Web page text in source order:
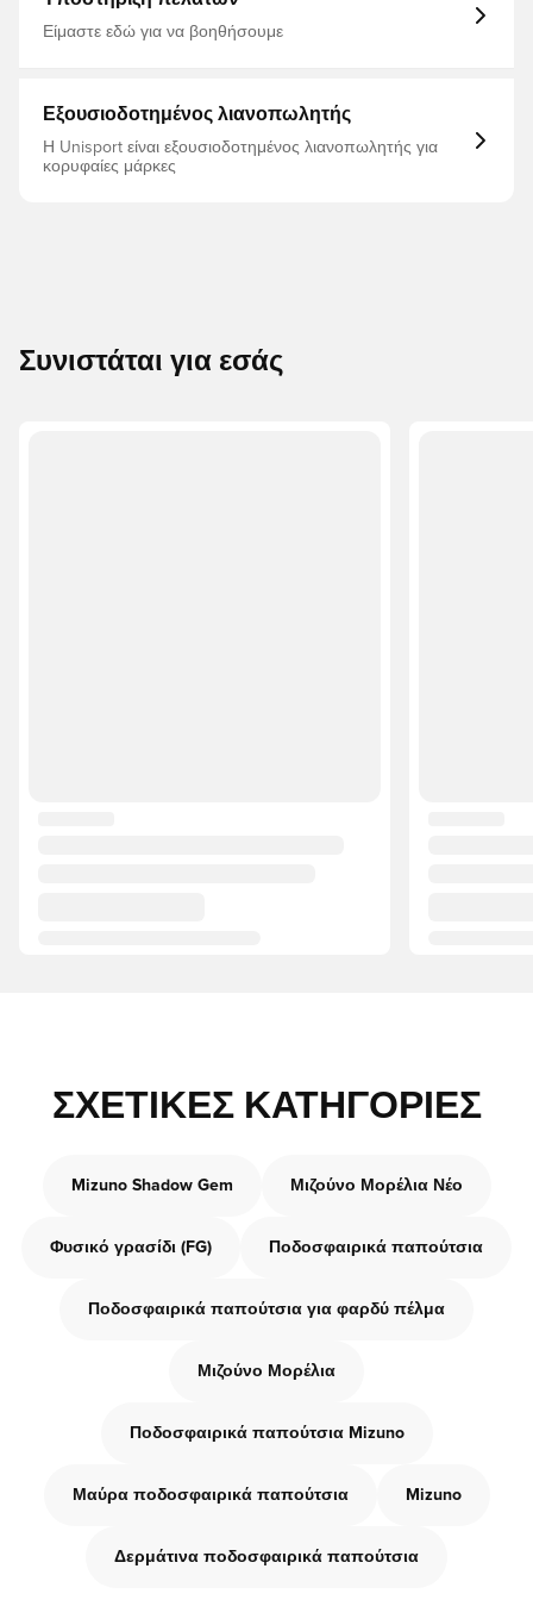
Unisport συνιστά στη Morelia Neo III να επιλέξετε ένα ½
αριθμό μικρότερο από το συνηθισμένο, καθώς το
Είμαστε εδώ για να βοηθήσουμε
Εξουσιοδοτημένος λιανοπωλητής
Η Unisport είναι εξουσιοδοτημένος λιανοπωλητής για
κορυφαίες μάρκες
Συνιστάται για εσάς
ΣΧΕΤΙΚΈΣ ΚΑΤΗΓΟΡΊΕΣ
Mizuno Shadow Gem Μιζούνο Μορέλια Νέο
Φυσικό γρασίδι (FG) Ποδοσφαιρικά παπούτσια
Ποδοσφαιρικά παπούτσια για φαρδύ πέλμα
Μιζούνο Μορέλια
Ποδοσφαιρικά παπούτσια Mizuno
Μαύρα ποδοσφαιρικά παπούτσια Mizuno
Δερμάτινα ποδοσφαιρικά παπούτσια